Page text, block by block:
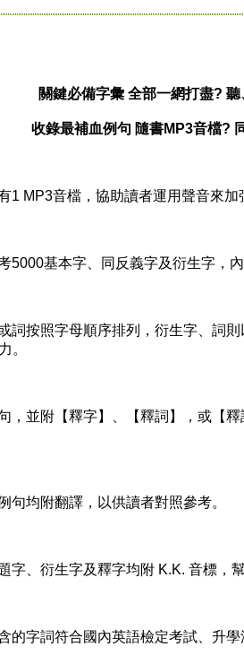
關鍵必備字彙 全部一網打盡?
收錄最補血例句 隨書MP3音檔?
音檔，協助讀者運用聲音來加
基本字、同反義字及衍生字，內
照字母順序排列，衍生字、詞則
。
附【釋字】、【釋詞】，或【釋
均附翻譯，以供讀者對照參考。
衍生字及釋字均附 K.K. 音標，幫
詞符合國內英語檢定考試、升學